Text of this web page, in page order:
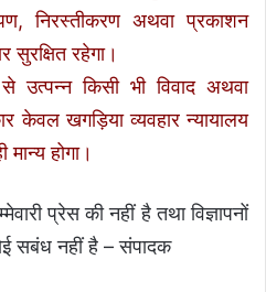
निरस्तीकरण अथवा प्रकाशन
सुरक्षित रहेगा।
उत्पन्न किसी भी विवाद अथवा
केवल खगड़िया व्यवहार न्यायालय
होगा।
प्रेस की नहीं है तथा विज्ञापनों
सबंध नहीं है – संपादक